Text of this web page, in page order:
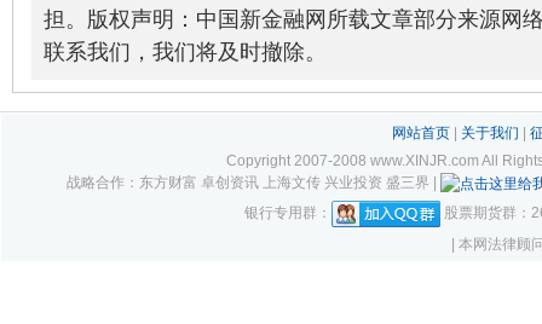
担。版权声明：中国新金融网所载文章部分来源网
联系我们，我们将及时撤除。
网站首页| 关于我们
Copyright 2007-2008 www.XINJR.com All
战略合作：东方财富 卓创资讯 上海文传 兴业投资 盛三界 |
银行专用群：
股票期货群：
| 本网法律顾